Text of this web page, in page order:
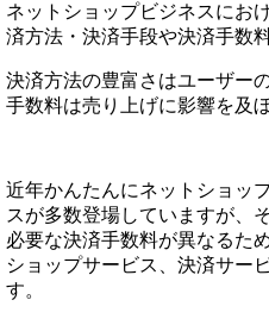
ネットショップビジネスにお
済方法・決済手段や決済手数料
決済方法の豊富さはユーザー
手数料は売り上げに影響を及
近年かんたんにネットショッ
スが多数登場していますが、
必要な決済手数料が異なるた
ショップサービス、決済サー
す。